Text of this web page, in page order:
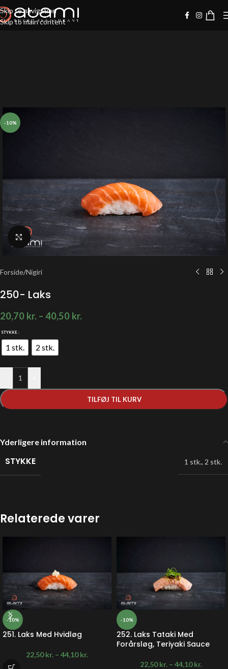
Skip to navigation
Skip to main content
-10%
Klik for at forstørre
Forside/Nigiri
250- Laks
20,70 kr. – 40,50 kr.
STYKKE
1 stk. 2 stk.
TILFØJ TIL KURV
Yderligere information
STYKKE 1 stk., 2 stk.
Relaterede varer
-10%
251. Laks Med Hvidløg
22,50kr. – 44,10kr.
-10%
252. Laks Tataki Med
Forårsløg, Teriyaki Sauce
22,50kr. – 44,10kr.